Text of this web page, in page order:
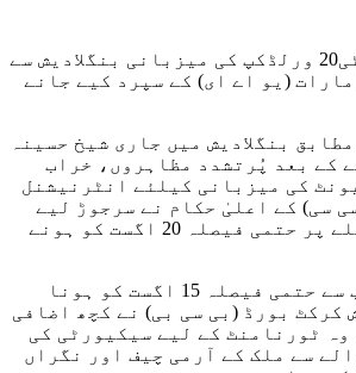
آئی سی سی ویمنز ٹی20 ورلڈکپ کی میزبانی بنگلادیش سے
(یو اے ای) کے سپرد کیے جانے
بنگلادیش میں جاری شیخ حسینہ
کے بعد پُرتشدد مظاہروں، خراب
کی میزبانی کیلئے انٹرنیشنل
سی) کے اعلیٰ حکام نے سرجوڑ لیے
ہیں جبکہ اس معاملے پر حتمی فیصلہ 20 اگست کو ہونے
آئی سی سی کی جانب سے حتمی فیصلہ 15 اگست کو ہونا
کرکٹ بورڈ (بی سی بی) نے کچھ اضافی
وہ ٹورنامنٹ کے لیے سیکیورٹی کی
سے ملک کے آرمی چیف اور نگراں